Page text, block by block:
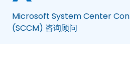
Microsoft System Center
(SCCM) 咨询顾问